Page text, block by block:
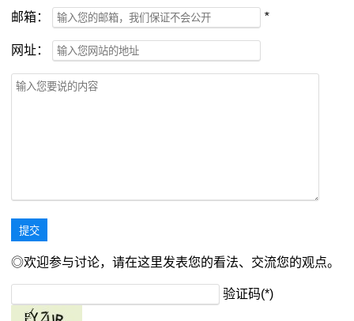
邮箱： *
网址：
◎欢迎参与讨论，请在这里发表您的看法、交流您的观点。
验证码(*)